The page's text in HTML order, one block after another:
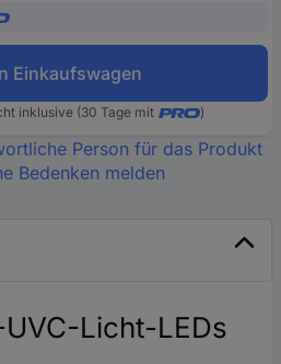
Einkaufswagen
inklusive (30 Tage mit )
Person für das Produkt
Bedenken melden
Licht-LEDs